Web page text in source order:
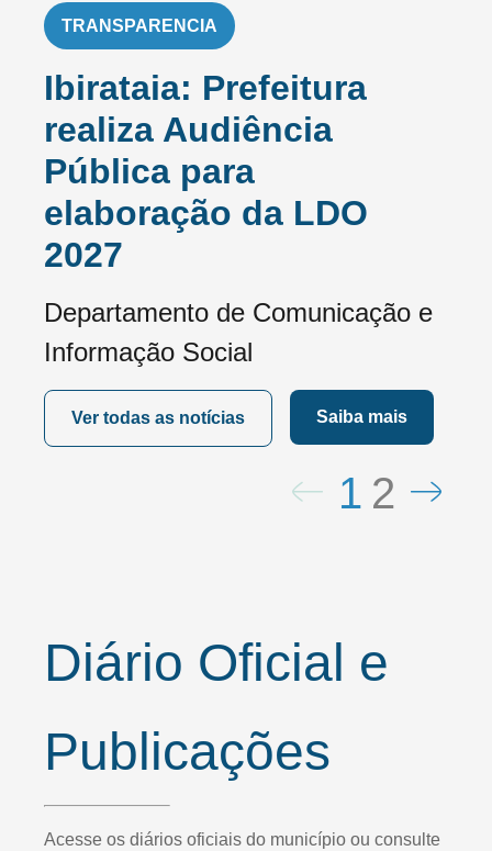
TRANSPARENCIA
Ibirataia: Prefeitura
realiza Audiência
Pública para
elaboração da LDO
2027
Departamento de Comunicação e
Informação Social
Ver todas as notícias Saiba mais
1 2
Diário Oficial e
Publicações
Acesse os diários oficiais do município ou consulte